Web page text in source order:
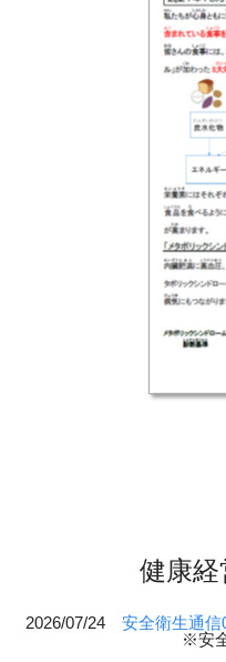
健康経
2026/07/24 安全衛生通信
※安